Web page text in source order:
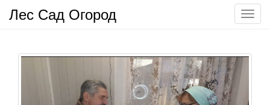
П
а
т
Лес Сад Огород